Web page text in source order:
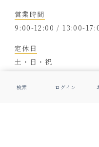
営業時間
9:00-12:00 / 13:00-
定休日
土・日・祝